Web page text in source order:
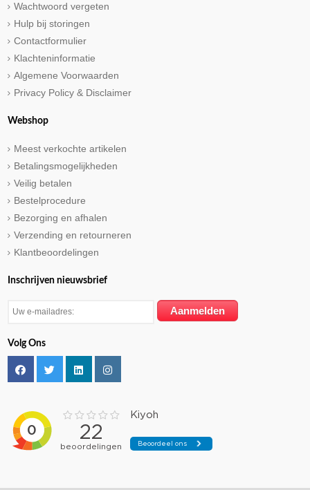
Wachtwoord vergeten
Hulp bij storingen
Contactformulier
Klachteninformatie
Algemene Voorwaarden
Privacy Policy & Disclaimer
Webshop
Meest verkochte artikelen
Betalingsmogelijkheden
Veilig betalen
Bestelprocedure
Bezorging en afhalen
Verzending en retourneren
Klantbeoordelingen
Inschrijven nieuwsbrief
Volg Ons